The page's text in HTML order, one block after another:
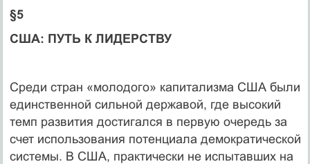
§5
США: ПУТЬ К ЛИДЕРСТВУ
Среди стран «молодого» капитализма США были
единственной сильной державой, где высокий
темп развития достигался в первую очередь за
счет ис­пользования потенциала демократической
системы. В США, практически не испытавших на